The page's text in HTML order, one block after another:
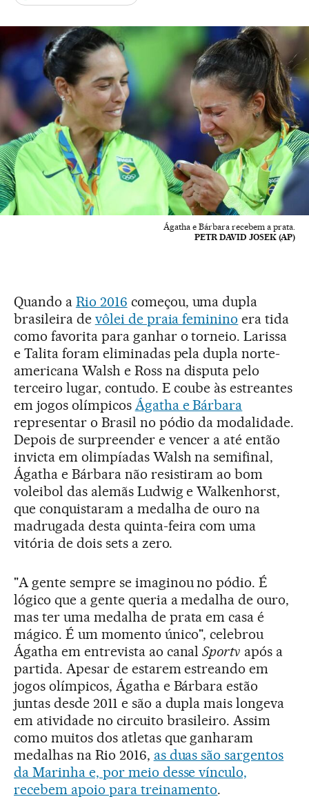
Ágatha e Bárbara recebem a prata.
PETR DAVID JOSEK (AP)
Quando a Rio 2016 começou, uma dupla
brasileira de vôlei de praia feminino era tida
como favorita para ganhar o torneio. Larissa
e Talita foram eliminadas pela dupla norte-
americana Walsh e Ross na disputa pelo
terceiro lugar, contudo. E coube às estreantes
em jogos olímpicos Ágatha e Bárbara
representar o Brasil no pódio da modalidade.
Depois de surpreender e vencer a até então
invicta em olimpíadas Walsh na semifinal,
Ágatha e Bárbara não resistiram ao bom
voleibol das alemãs Ludwig e Walkenhorst,
que conquistaram a medalha de ouro na
madrugada desta quinta-feira com uma
vitória de dois sets a zero.
"A gente sempre se imaginou no pódio. É
lógico que a gente queria a medalha de ouro,
mas ter uma medalha de prata em casa é
mágico. É um momento único", celebrou
Ágatha em entrevista ao canalSportv após a
partida. Apesar de estarem estreando em
jogos olímpicos, Ágatha e Bárbara estão
juntas desde 2011 e são a dupla mais longeva
em atividade no circuito brasileiro. Assim
como muitos dos atletas que ganharam
medalhas na Rio 2016, as duas são sargentos
da Marinha e, por meio desse vínculo,
recebem apoio para treinamento.